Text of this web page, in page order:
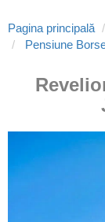
Pagina principală
Pensiune